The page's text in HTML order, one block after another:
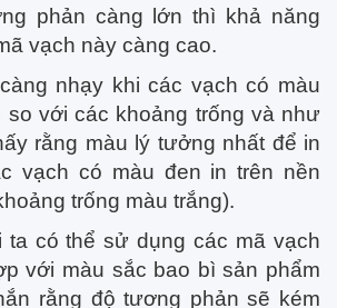
phản càng lớn thì khả năng
vạch này càng cao.
nhạy khi các vạch có màu
so với các khoảng trống và như
rằng màu lý tưởng nhất để in
vạch có màu đen in trên nền
trống màu trắng).
ta có thể sử dụng các mã vạch
với màu sắc bao bì sản phẩm
rằng độ tương phản sẽ kém